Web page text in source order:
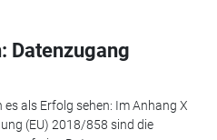
Datenzugang
als Erfolg sehen: Im Anhang X
(EU) 2018/858 sind die